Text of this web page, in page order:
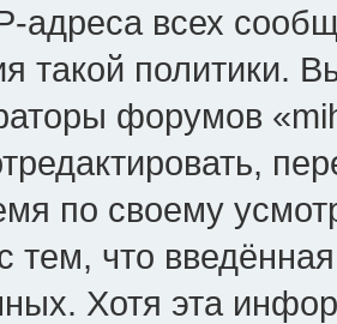
адреса всех
такой политики.
форумов
по своему
тем, что
Хотя эта